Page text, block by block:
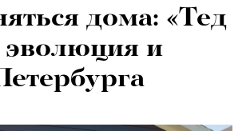
дома: «Тед
эволюция и